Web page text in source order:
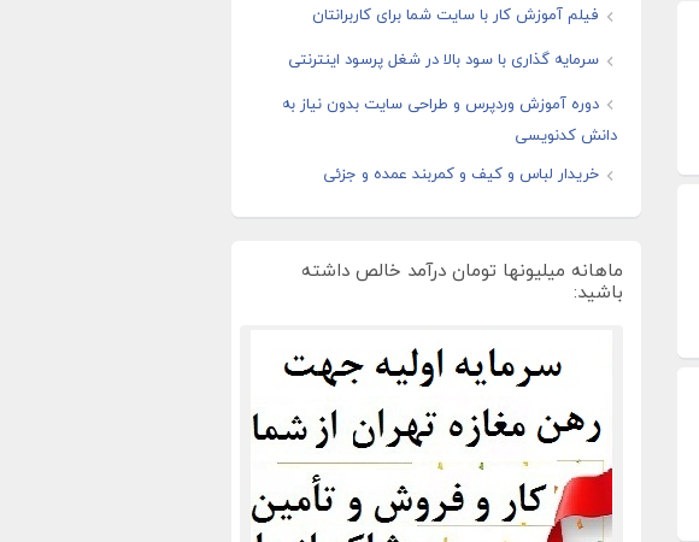
فیلم آموزش کار با سایت شما برای کاربرانتان
سرمایه گذاری با سود بالا در شغل پرسود اینترنتی
دوره آموزش وردپرس و طراحی سایت بدون نیاز به
دانش کدنویسی
خریدار لباس و کیف و کمربند عمده و جزئی
ماهانه میلیونها تومان درآمد خالص داشته
باشید: